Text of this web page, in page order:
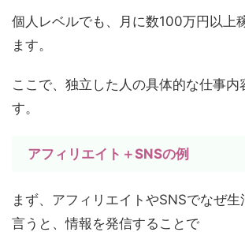
個人レベルでも、月に数100万円以上
ます。
ここで、独立した人の具体的な仕事内
す。
アフィリエイト＋SNSの例
まず、アフィリエイトやSNSでなぜ生
言うと、情報を発信することで